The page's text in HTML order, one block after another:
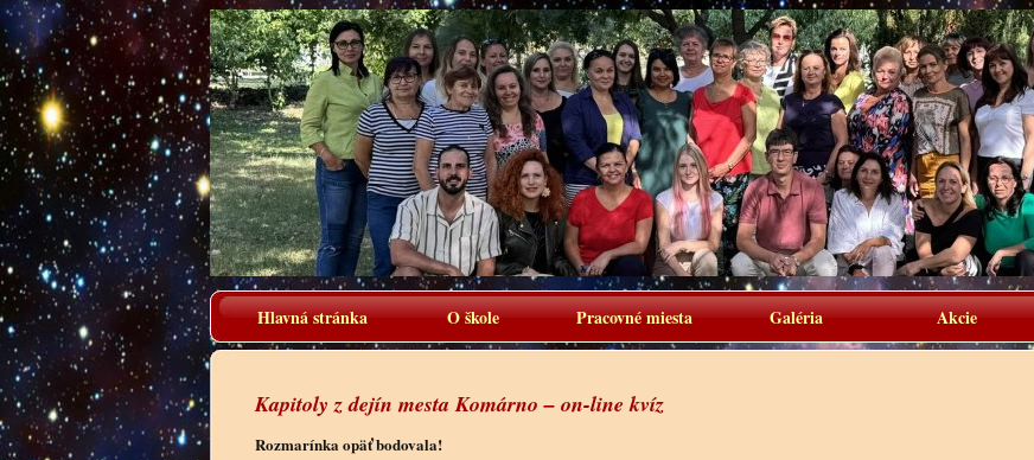
Hlavná stránka O škole Pracovné miesta Galéria Akcie
Kapitoly z dejín mesta Komárno – on-line kvíz
Rozmarínka opäť bodovala!